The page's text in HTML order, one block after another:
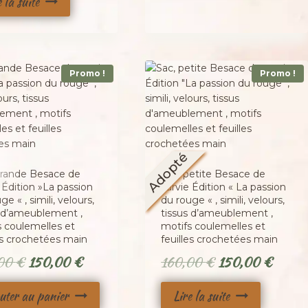
Promo !
Besace de
»La passion
« , simili, velours,
,
coulemelles et
crochetées main
€ Le
prix
initial
150,00€Le
prix
actuel
au panier
Promo !
Adopté
Sac, petite Besace de
survie Édition « La passion
du rouge « , simili, velours,
tissus d’ameublement ,
motifs coulemelles et
feuilles crochetées main
160,00€ Le
prix
initial
150,00€Le
Lire la suite